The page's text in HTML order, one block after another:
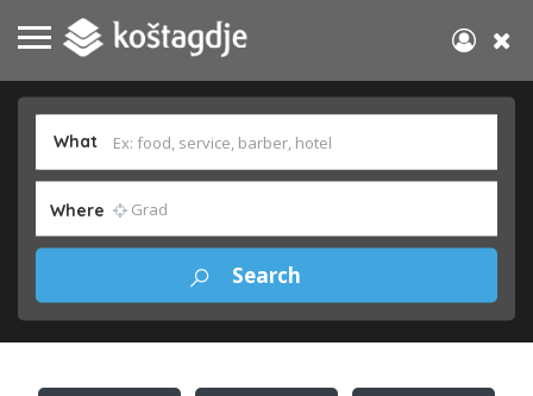
What
Where